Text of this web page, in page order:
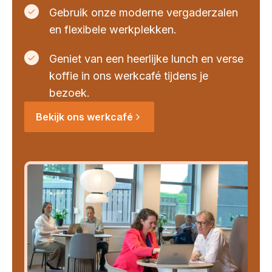
Gebruik onze moderne vergaderzalen
en flexibele werkplekken.
Geniet van een heerlijke lunch en verse
koffie in ons werkcafé tijdens je
bezoek.
Bekijk ons werkcafé